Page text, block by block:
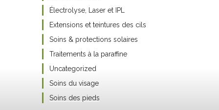
Électrolyse, Laser et IPL
Extensions et teintures des cils
Soins & protections solaires
Traitements à la paraffine
Uncategorized
Soins du visage
Soins des pieds